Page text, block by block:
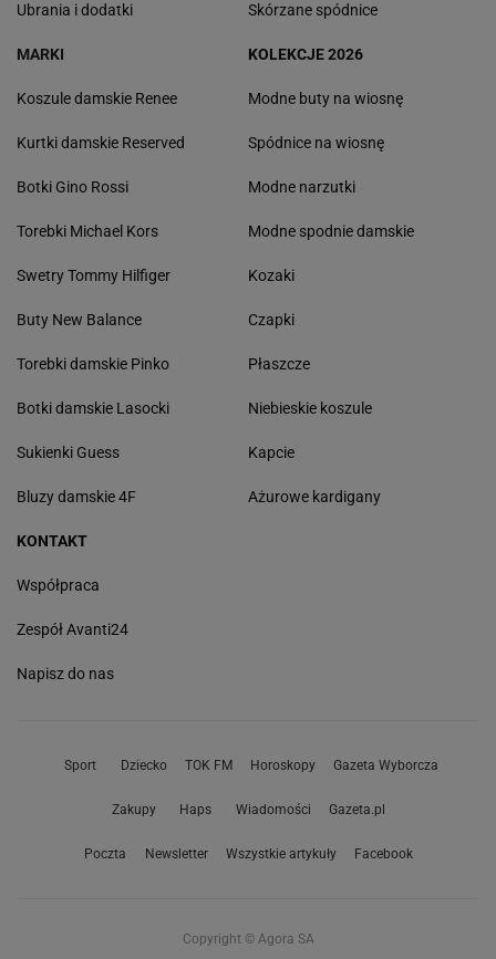
Ubrania i dodatki Skórzane spódnice
MARKI
Koszule damskie Renee
Kurtki damskie Reserved
Botki Gino Rossi
Torebki Michael Kors
Swetry Tommy Hilfiger
Buty New Balance
Torebki damskie Pinko
Botki damskie Lasocki
Sukienki Guess
Bluzy damskie 4F
KOLEKCJE 2026
Modne buty na wiosnę
Spódnice na wiosnę
Modne narzutki
Modne spodnie damskie
Kozaki
Czapki
Płaszcze
Niebieskie koszule
Kapcie
Ażurowe kardigany
KONTAKT
Współpraca
Zespół Avanti24
Napisz do nas
Sport Dziecko TOK FM Horoskopy Gazeta Wyborcza
Zakupy Haps Wiadomości Gazeta.pl
Poczta Newsletter Wszystkie artykuły Facebook
Copyright © Agora SA